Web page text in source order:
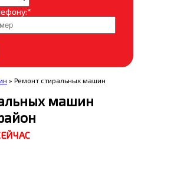
» Ремонт стиральных машин
машин